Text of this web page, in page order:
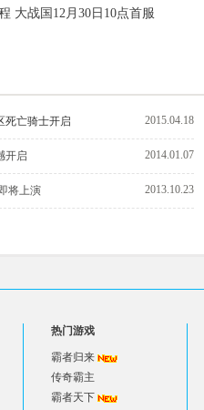
大战国12月30日10点首服
死亡骑士开启 2015.04.18
开启 2014.01.07
将上演 2013.10.23
热门游戏
霸者归来
传奇霸主
霸者天下